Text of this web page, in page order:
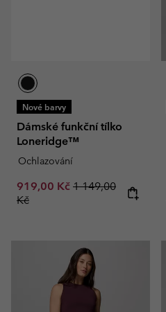
Nové barvy
Dámské funkční tílko
Loneridge™
Ochlazování
Sale price:
919,00 Kč Regular price:
1 149,00
Kč